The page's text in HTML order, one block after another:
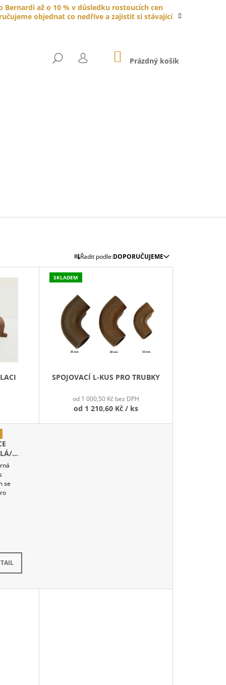
Bernardi až o 10 % v důsledku rostoucích cen
objednat co nedříve a zajistit si stávající
HLEDAT
PŘIHLÁŠENÍ
NÁKUPNÍ
KOŠÍK
Prázdný košík
Ř
A
Z
E
N
Í
P
R
O
D
U
K
T
Ů
Řadit podle:DOPORUČUJEME
SKLADEM
SPOJOVACÍ L-KUS PRO TRUBKY
od 1 000,50 Kč bez DPH
od 1 210,60 Kč / ks
se
(5 ks)